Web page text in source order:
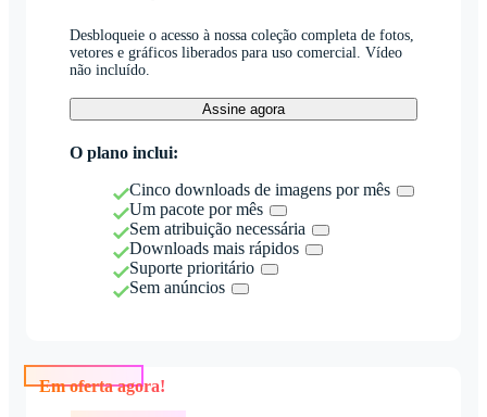
Desbloqueie o acesso à nossa coleção completa de fotos,
vetores e gráficos liberados para uso comercial. Vídeo
não incluído.
Assine agora
O plano inclui:
Cinco downloads de imagens por mês
Um pacote por mês
Sem atribuição necessária
Downloads mais rápidos
Suporte prioritário
Sem anúncios